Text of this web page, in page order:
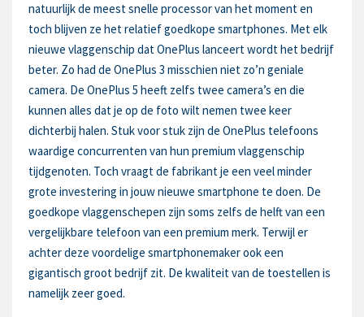
natuurlijk de meest snelle processor van het moment en
toch blijven ze het relatief goedkope smartphones. Met elk
nieuwe vlaggenschip dat OnePlus lanceert wordt het bedrijf
beter. Zo had de OnePlus 3 misschien niet zo’n geniale
camera. De OnePlus 5 heeft zelfs twee camera’s en die
kunnen alles dat je op de foto wilt nemen twee keer
dichterbij halen. Stuk voor stuk zijn de OnePlus telefoons
waardige concurrenten van hun premium vlaggenschip
tijdgenoten. Toch vraagt de fabrikant je een veel minder
grote investering in jouw nieuwe smartphone te doen. De
goedkope vlaggenschepen zijn soms zelfs de helft van een
vergelijkbare telefoon van een premium merk. Terwijl er
achter deze voordelige smartphonemaker ook een
gigantisch groot bedrijf zit. De kwaliteit van de toestellen is
namelijk zeer goed.